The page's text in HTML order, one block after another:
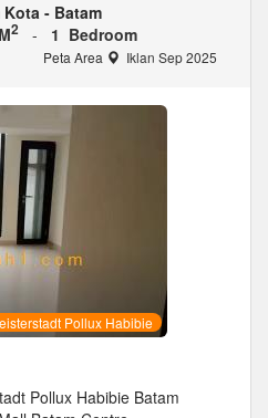
- Batam
2 - 1 Bedroom
Peta Area Iklan Sep 2025
Pollux Habibie
Pollux Habibie Batam